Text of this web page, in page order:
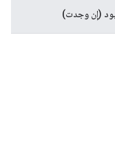
(إن وجدت)